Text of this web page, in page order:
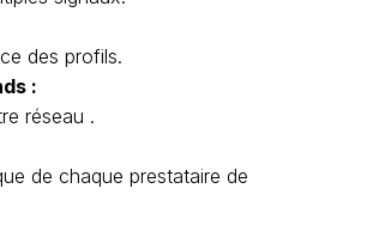
des profils.
:
réseau .
de chaque prestataire de